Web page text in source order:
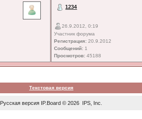
1234
26.9.2012, 0:19
Участник форума
Регистрация: 20.9.2012
Сообщений: 1
Просмотров: 45188
Текстовая версия
Русская версия IP.Board© 2026 IPS, Inc